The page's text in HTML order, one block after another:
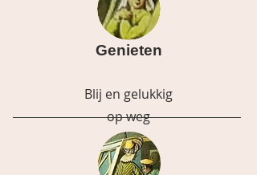
Genieten
Blij en gelukkig
op weg